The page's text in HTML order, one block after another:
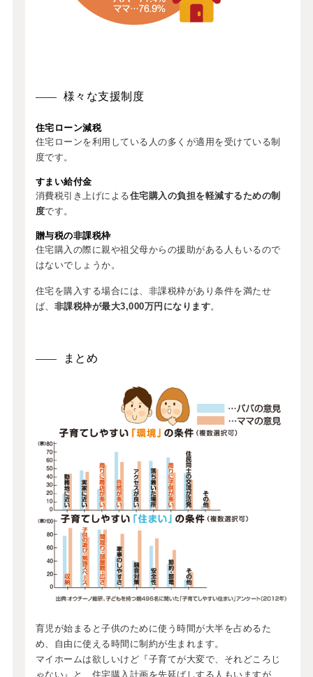
様々な支援制度
住宅ローン減税
住宅ローンを利用している人の多くが適用を受けている制
度です。
すまい給付金
消費税引き上げによる住宅購入の負担を軽減するための制
度です。
贈与税の非課税枠
住宅購入の際に親や祖父母からの援助がある人もいるので
はないでしょうか。
住宅を購入する場合には、非課税枠があり条件を満たせ
ば、 非課税枠が最大3,000万円になります。
まとめ
育児が始まると子供のために使う時間が大半を占めるた
め、自由に使える時間に制約が生まれます。
マイホームは欲しいけど『子育てが大変で、それどころじ
ゃない』と、住宅購入計画を先延ばしする人もいますが、